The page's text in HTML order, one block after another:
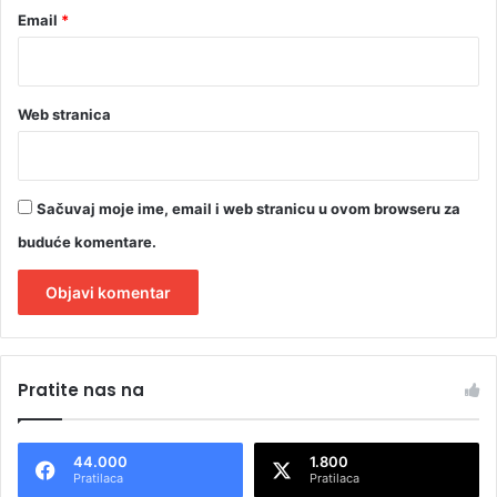
i
B
Email *
Web stranica
Sačuvaj moje ime, email i web stranicu u ovom browseru za
buduće komentare.
tPratite nas na
44.000
Pratilaca
1.800
Pratilaca